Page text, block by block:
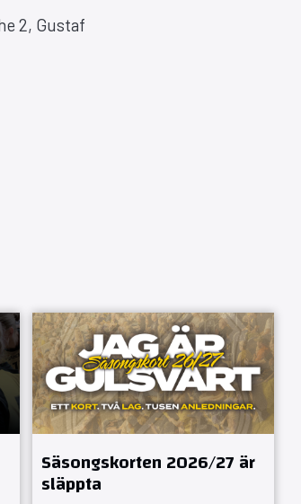
2, Gustaf
Säsongskorten 2026/27 är
släppta